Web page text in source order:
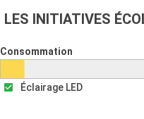
LES INITIATIVES
Consommation
Éclairage LED